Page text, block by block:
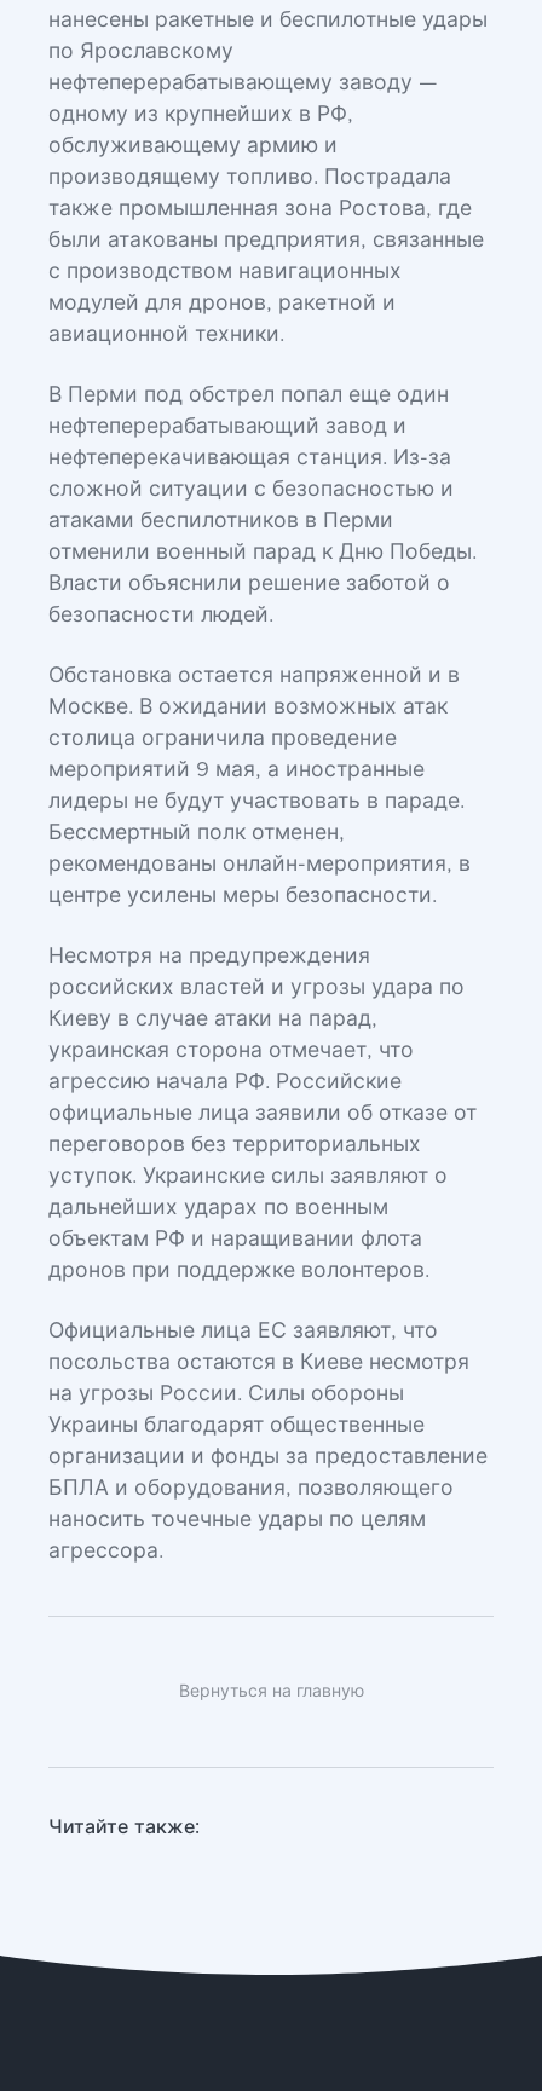
нанесены ракетные и беспилотные удары
по Ярославскому
нефтеперерабатывающему заводу —
одному из крупнейших в РФ,
обслуживающему армию и
производящему топливо. Пострадала
также промышленная зона Ростова, где
были атакованы предприятия, связанные
с производством навигационных
модулей для дронов, ракетной и
авиационной техники.
В Перми под обстрел попал еще один
нефтеперерабатывающий завод и
нефтеперекачивающая станция. Из-за
сложной ситуации с безопасностью и
атаками беспилотников в Перми
отменили военный парад к Дню Победы.
Власти объяснили решение заботой о
безопасности людей.
Обстановка остается напряженной и в
Москве. В ожидании возможных атак
столица ограничила проведение
мероприятий 9 мая, а иностранные
лидеры не будут участвовать в параде.
Бессмертный полк отменен,
рекомендованы онлайн-мероприятия, в
центре усилены меры безопасности.
Несмотря на предупреждения
российских властей и угрозы удара по
Киеву в случае атаки на парад,
украинская сторона отмечает, что
агрессию начала РФ. Российские
официальные лица заявили об отказе от
переговоров без территориальных
уступок. Украинские силы заявляют о
дальнейших ударах по военным
объектам РФ и наращивании флота
дронов при поддержке волонтеров.
Официальные лица ЕС заявляют, что
посольства остаются в Киеве несмотря
на угрозы России. Силы обороны
Украины благодарят общественные
организации и фонды за предоставление
БПЛА и оборудования, позволяющего
наносить точечные удары по целям
агрессора.
Вернуться на главную
Читайте также: